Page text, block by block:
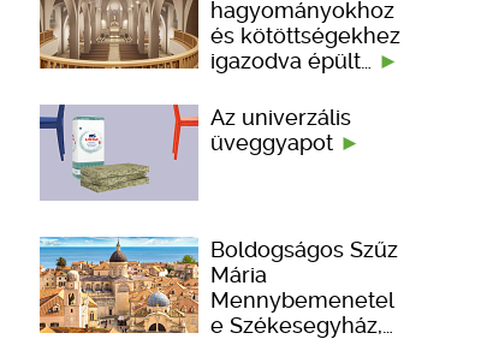
hagyományokhoz
és kötöttségekhez
igazodva épült…
Az univerzális
üveggyapot
Boldogságos Szűz
Mária
Mennybemenetel
e Székesegyház,…